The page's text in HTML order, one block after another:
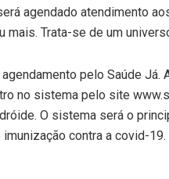
agendado atendimento
mais. Trata-se de um
pelo Saúde
no sistema pelo site
O sistema será o
contra a covid-19.